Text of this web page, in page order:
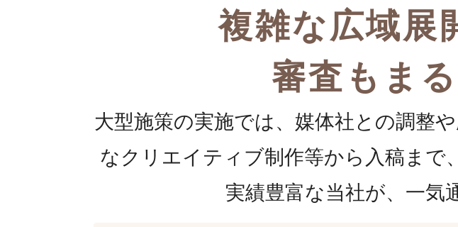
複雑な広域展
審査も ま
大型施策の実施では、媒体社との調整
なクリエイティブ制作等から入稿まで
実績豊富な当社が、一気